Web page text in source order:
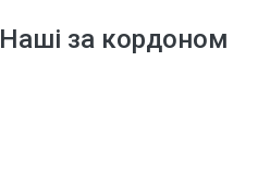
Наші за кордоном